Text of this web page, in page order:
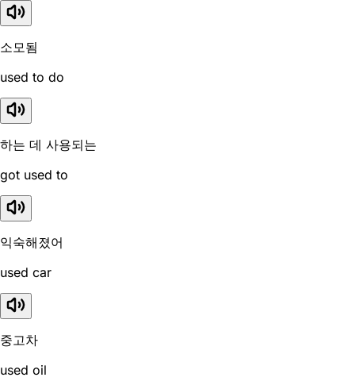
소모됨
used to do
하는 데 사용되는
got used to
익숙해졌어
used car
중고차
used oil